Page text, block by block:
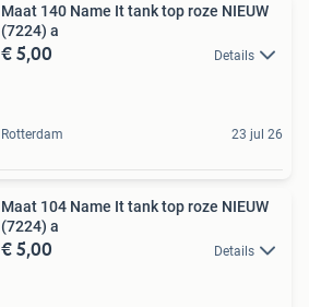
Maat 140 Name It tank top roze NIEUW
(7224) a
€ 5,00 Details
Rotterdam 23 jul 26
Maat 104 Name It tank top roze NIEUW
(7224) a
€ 5,00 Details